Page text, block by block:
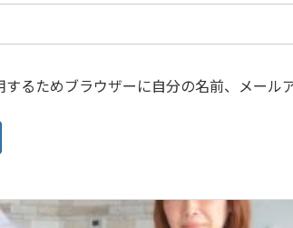
るためブラウザーに自分の名前、メール